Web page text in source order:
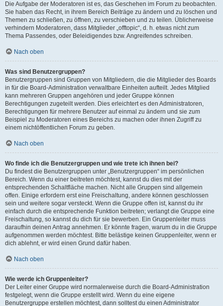
Die Aufgabe der Moderatoren ist es, das Geschehen im Forum zu beobachten.
Sie haben das Recht, in ihrem Bereich Beiträge zu ändern und zu löschen und
Themen zu schließen, zu öffnen, zu verschieben und zu teilen. Üblicherweise
verhindern Moderatoren, dass Mitglieder „offtopic“, d. h. etwas nicht zum
Thema Passendes, oder Beleidigendes bzw. Angreifendes schreiben.
Nach oben
Was sind Benutzergruppen?
Benutzergruppen sind Gruppen von Mitgliedern, die die Mitglieder des Boards
in für die Board-Administration verwaltbare Einheiten aufteilt. Jedes Mitglied
kann mehreren Gruppen angehören und jeder Gruppe können
Berechtigungen zugeteilt werden. Dies erleichtert es den Administratoren,
Berechtigungen für mehrere Benutzer auf einmal zu ändern und sie zum
Beispiel zu Moderatoren eines Bereichs zu machen oder ihnen Zugriff zu
einem nichtöffentlichen Forum zu geben.
Nach oben
Wo finde ich die Benutzergruppen und wie trete ich ihnen bei?
Du findest die Benutzergruppen unter „Benutzergruppen“ im persönlichen
Bereich. Wenn du einer beitreten möchtest, kannst du dies mit der
entsprechenden Schaltfläche machen. Nicht alle Gruppen sind allgemein
offen. Einige erfordern erst eine Freischaltung, andere können geschlossen
sein und weitere sogar versteckt. Wenn die Gruppe offen ist, kannst du ihr
einfach durch die entsprechende Funktion beitreten; verlangt die Gruppe eine
Freischaltung, so kannst du dich für sie bewerben. Ein Gruppenleiter muss
daraufhin deinen Antrag annehmen. Er könnte fragen, warum du in die Gruppe
aufgenommen werden möchtest. Bitte belästige keinen Gruppenleiter, wenn er
dich ablehnt, er wird einen Grund dafür haben.
Nach oben
Wie werde ich Gruppenleiter?
Der Leiter einer Gruppe wird normalerweise durch die Board-Administration
festgelegt, wenn die Gruppe erstellt wird. Wenn du eine eigene
Benutzergruppe erstellen möchtest, dann solltest du einen Administrator